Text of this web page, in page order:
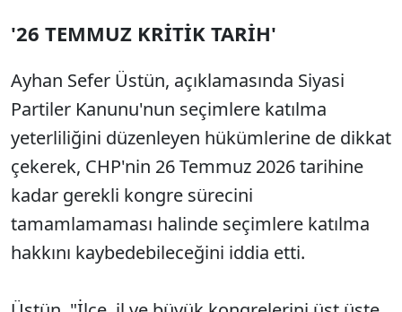
'26 TEMMUZ KRİTİK TARİH'
Ayhan Sefer Üstün, açıklamasında Siyasi
Partiler Kanunu'nun seçimlere katılma
yeterliliğini düzenleyen hükümlerine de dikkat
çekerek, CHP'nin 26 Temmuz 2026 tarihine
kadar gerekli kongre sürecini
tamamlamaması halinde seçimlere katılma
hakkını kaybedebileceğini iddia etti.